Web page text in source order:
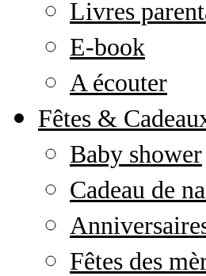
Livres
E-book
A écouter
Fêtes &
Baby shower
Cadeau de
Fêtes des